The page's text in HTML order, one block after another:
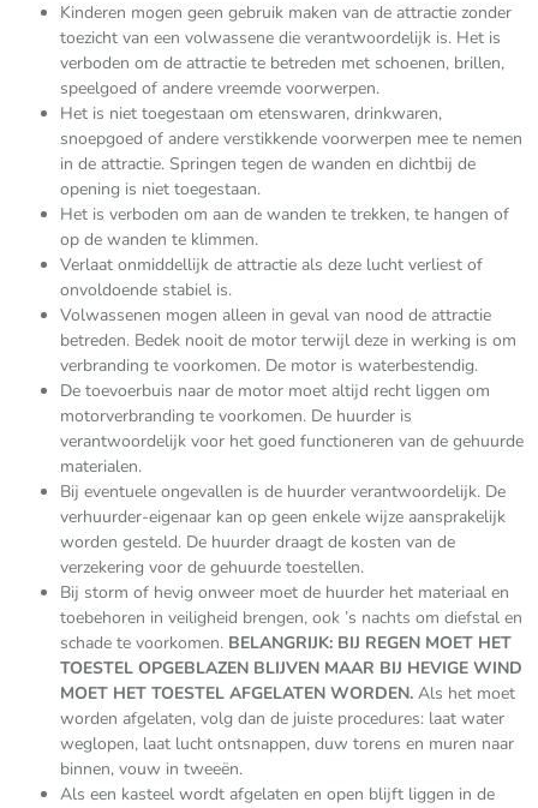
Kinderen mogen geen gebruik maken van de attractie zonder
toezicht van een volwassene die verantwoordelijk is. Het is
verboden om de attractie te betreden met schoenen, brillen,
speelgoed of andere vreemde voorwerpen.
Het is niet toegestaan om etenswaren, drinkwaren,
snoepgoed of andere verstikkende voorwerpen mee te nemen
in de attractie. Springen tegen de wanden en dichtbij de
opening is niet toegestaan.
Het is verboden om aan de wanden te trekken, te hangen of
op de wanden te klimmen.
Verlaat onmiddellijk de attractie als deze lucht verliest of
onvoldoende stabiel is.
Volwassenen mogen alleen in geval van nood de attractie
betreden. Bedek nooit de motor terwijl deze in werking is om
verbranding te voorkomen. De motor is waterbestendig.
De toevoerbuis naar de motor moet altijd recht liggen om
motorverbranding te voorkomen. De huurder is
verantwoordelijk voor het goed functioneren van de gehuurde
materialen.
Bij eventuele ongevallen is de huurder verantwoordelijk. De
verhuurder-eigenaar kan op geen enkele wijze aansprakelijk
worden gesteld. De huurder draagt de kosten van de
verzekering voor de gehuurde toestellen.
Bij storm of hevig onweer moet de huurder het materiaal en
toebehoren in veiligheid brengen, ook ’s nachts om diefstal en
schade te voorkomen. BELANGRIJK: BIJ REGEN MOET HET
TOESTEL OPGEBLAZEN BLIJVEN MAAR BIJ HEVIGE WIND
MOET HET TOESTEL AFGELATEN WORDEN. Als het moet
worden afgelaten, volg dan de juiste procedures: laat water
weglopen, laat lucht ontsnappen, duw torens en muren naar
binnen, vouw in tweeën.
Als een kasteel wordt afgelaten en open blijft liggen in de